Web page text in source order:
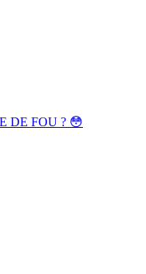
DE FOU ? 😳